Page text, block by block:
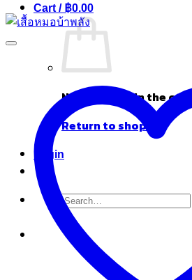
Cart / ฿0.00
No products in the cart.
Return to shop
Login
Search
for: